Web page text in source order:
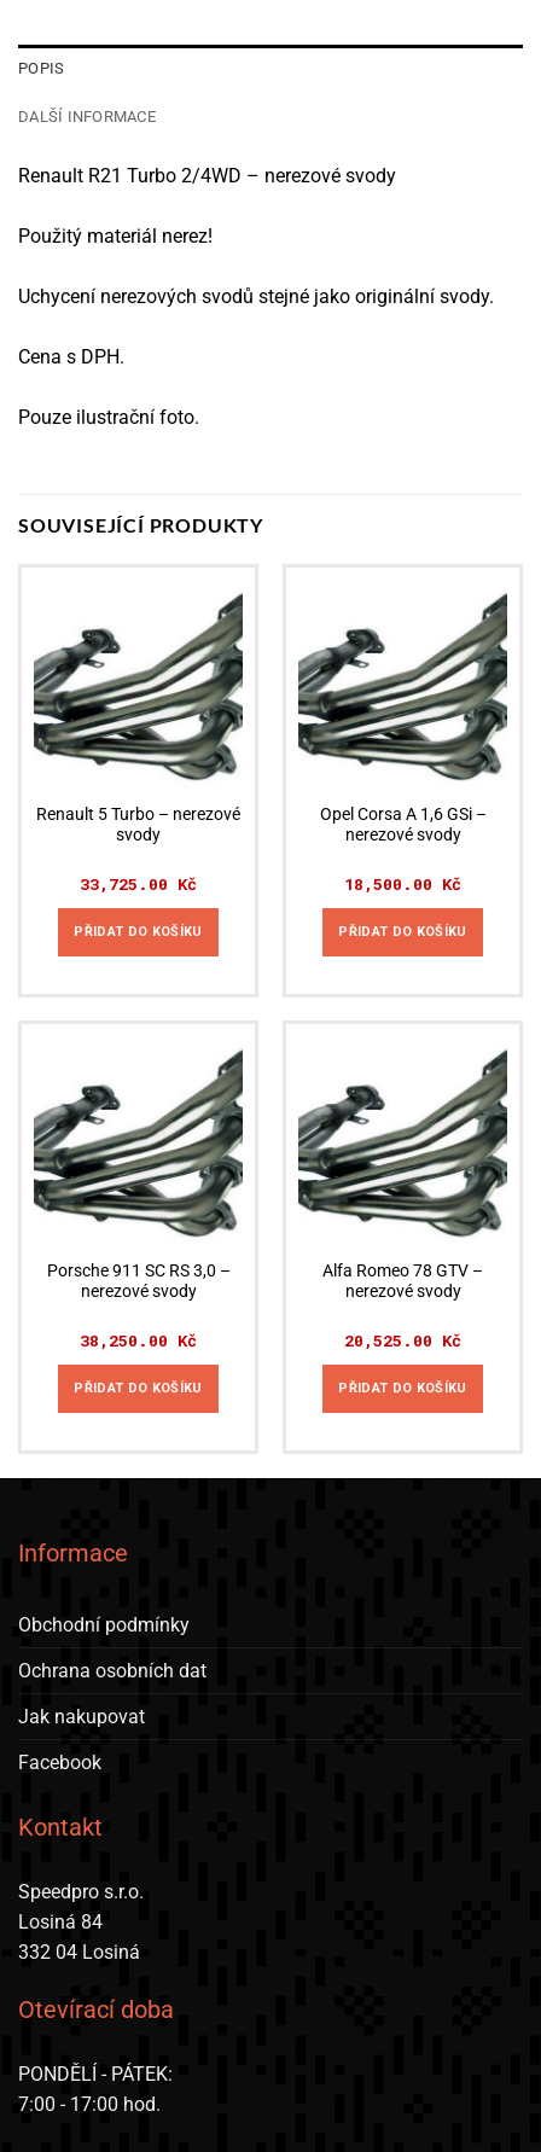
POPIS
DALŠÍ INFORMACE
Renault R21 Turbo 2/4WD – nerezové svody
Použitý materiál nerez!
Uchycení nerezových svodů stejné jako originální svody.
Cena s DPH.
Pouze ilustrační foto.
SOUVISEJÍCÍ PRODUKTY
Renault 5 Turbo – nerezové
svody
33,725.00 Kč
PŘIDAT DO KOŠÍKU
Opel Corsa A 1,6 GSi –
nerezové svody
18,500.00 Kč
PŘIDAT DO KOŠÍKU
Porsche 911 SC RS 3,0 –
nerezové svody
38,250.00 Kč
PŘIDAT DO KOŠÍKU
Alfa Romeo 78 GTV –
nerezové svody
20,525.00 Kč
PŘIDAT DO KOŠÍKU
Informace
Obchodní podmínky
Ochrana osobních dat
Jak nakupovat
Facebook
Kontakt
Speedpro s.r.o.
Losiná 84
332 04 Losiná
Otevírací doba
PONDĚLÍ - PÁTEK:
7:00 - 17:00 hod.